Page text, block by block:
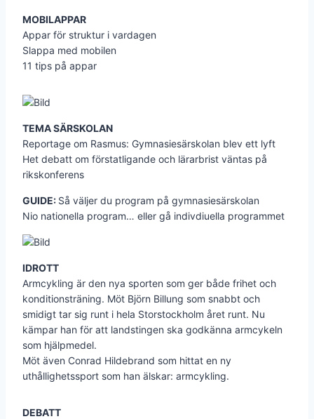
MOBILAPPAR
Appar för struktur i vardagen
Slappa med mobilen
11 tips på appar
TEMA SÄRSKOLAN
Reportage om Rasmus: Gymnasiesärskolan blev ett lyft
Het debatt om förstatligande och lärarbrist väntas på
rikskonferens
GUIDE: Så väljer du program på gymnasiesärskolan
Nio nationella program… eller gå indivdiuella programmet
IDROTT
Armcykling är den nya sporten som ger både frihet och
konditionsträning. Möt Björn Billung som snabbt och
smidigt tar sig runt i hela Storstockholm året runt. Nu
kämpar han för att landstingen ska godkänna armcykeln
som hjälpmedel.
Möt även Conrad Hildebrand som hittat en ny
uthållighetssport som han älskar: armcykling.
DEBATT